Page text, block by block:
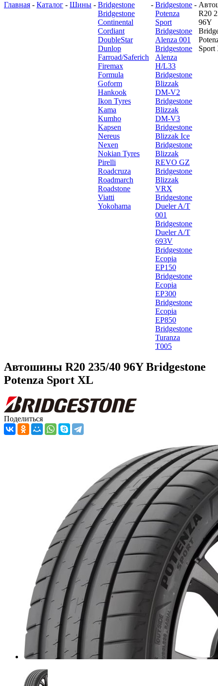
Главная - Каталог - Шины - Bridgestone
Bridgestone
Continental
Cordiant
DoubleStar
Dunlop
Farroad/Saferich
Firemax
Formula
Goform
Hankook
Ikon Tyres
Kama
Kumho
Kapsen
Nereus
Nexen
Nokian Tyres
Pirelli
Roadcruza
Roadmarch
Roadstone
Viatti
Yokohama
- Bridgestone
Potenza
Sport
Bridgestone
Alenza 001
Bridgestone
Alenza
H/L33
Bridgestone
Blizzak
DM-V2
Bridgestone
Blizzak
DM-V3
Bridgestone
Blizzak Ice
Bridgestone
Blizzak
REVO GZ
Bridgestone
Blizzak
VRX
Bridgestone
Dueler A/T
001
Bridgestone
Dueler A/T
693V
Bridgestone
Ecopia
EP150
Bridgestone
Ecopia
EP300
Bridgestone
Ecopia
EP850
Bridgestone
Turanza
T005
-
R20
96Y
Автошины R20 235/40 96Y Bridgestone
Potenza Sport XL
Поделиться